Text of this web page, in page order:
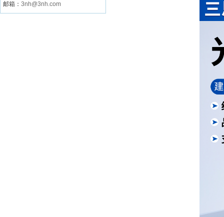
邮箱： 3nh@3nh.com